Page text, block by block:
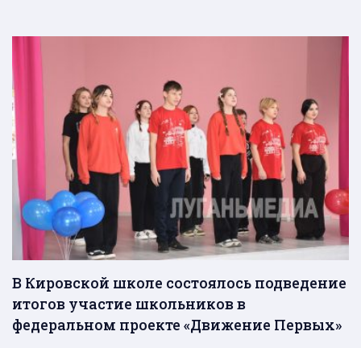
В Кировской школе состоялось подведение
итогов участие школьников в
федеральном проекте «Движение Первых»